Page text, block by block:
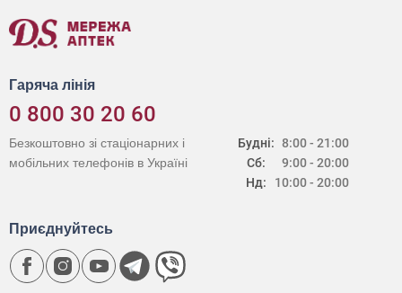
Гаряча лінія
0 800 30 20 60
Будні:
Сб:
Нд:
8:00 - 21:00
9:00 - 20:00
10:00 - 20:00
Безкоштовно зі стаціонарних і
мобільних телефонів в Україні
Приєднуйтесь